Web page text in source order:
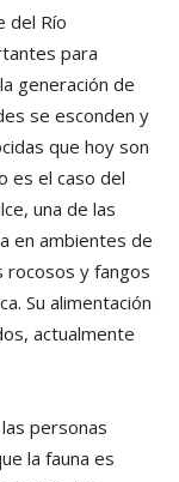
del Río
para
generación de
se esconden y
que hoy son
es el caso del
una de las
en ambientes de
y fangos
Su alimentación
actualmente
personas
la fauna es